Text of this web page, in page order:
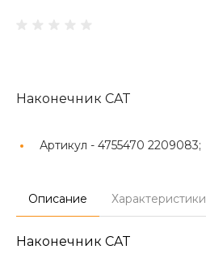
Наконечник CAT
Артикул - 4755470 2209083;
Описание Характеристики
Наконечник CAT